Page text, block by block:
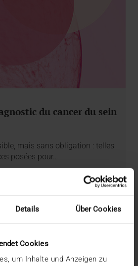
Details Über Cookies
Cookies
um Inhalte und Anzeigen zu
du cancer du sein
mais sans obligation : telles
posées pour…